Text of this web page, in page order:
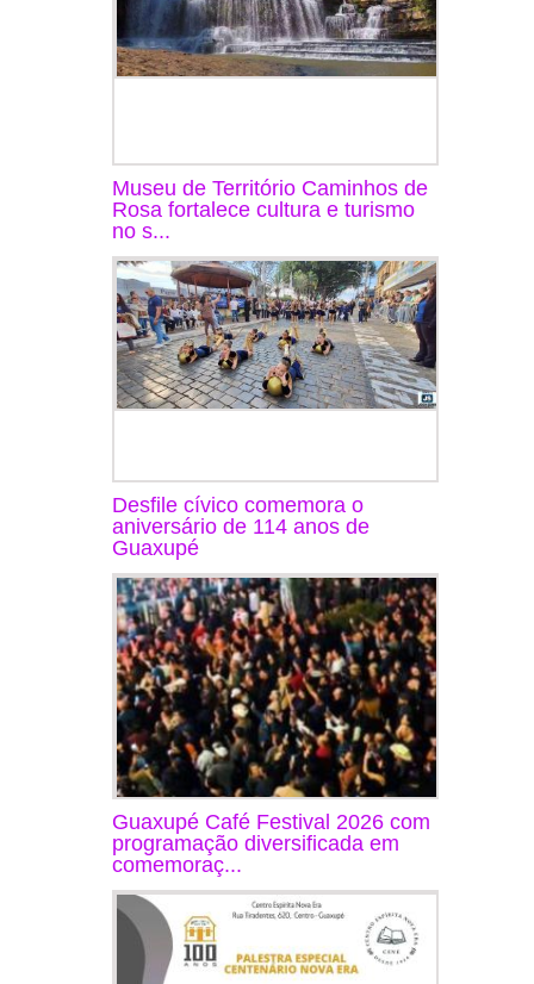
Museu de Território Caminhos de
Rosa fortalece cultura e turismo
no s...
Desfile cívico comemora o
aniversário de 114 anos de
Guaxupé
Guaxupé Café Festival 2026 com
programação diversificada em
comemoraç...